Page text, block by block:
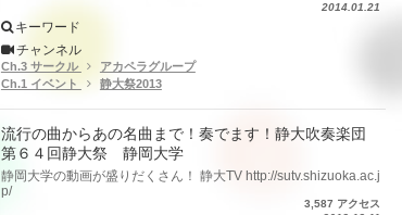
2014.01.21
キーワード
チャンネル
Ch.3 サークル
アカペラグループ
Ch.1 イベント
静大祭2013
流行の曲からあの名曲まで！奏でます！静大吹奏楽団
第６４回静大祭 静岡大学
静岡大学の動画が盛りだくさん！ 静大TV http://sutv.shizuoka.ac.j
p/
3,587 アクセス